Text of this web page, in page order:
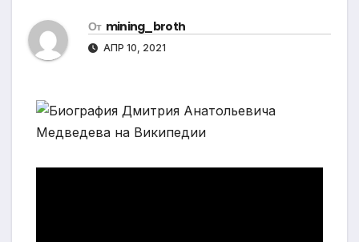
От mining_broth
АПР 10, 2021